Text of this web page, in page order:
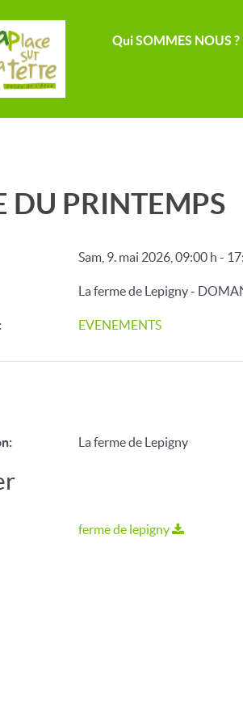
Qui SOMMES NOUS ?
DU PRINTEMPS
Sam, 9. mai 2026 09:00 h -
La ferme de Lepigny -
EVENEMENTS
La ferme de Lepigny
ferme de lepigny